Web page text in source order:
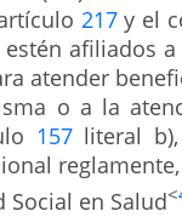
217y el
afiliados
atender
o a la
157literal b),
Social en Salud<